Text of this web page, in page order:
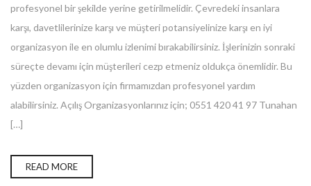
profesyonel bir şekilde yerine getirilmelidir. Çevredeki insanlara
karşı, davetlilerinize karşı ve müşteri potansiyelinize karşı en iyi
organizasyon ile en olumlu izlenimi bırakabilirsiniz. İşlerinizin sonraki
süreçte devamı için müşterileri cezp etmeniz oldukça önemlidir. Bu
yüzden organizasyon için firmamızdan profesyonel yardım
alabilirsiniz. Açılış Organizasyonlarınız için; 0551 420 41 97 Tunahan
[…]
READ MORE